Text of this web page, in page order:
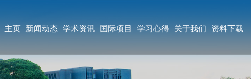
主页 新闻动态 学术资讯 国际项目 学习心得 关于我们 资料下载